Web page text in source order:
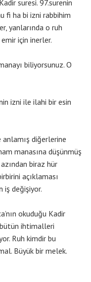
suresi. 97.surenin
fi ha bi izni rabbihim
yanlarında o ruh
için inerler.
biliyorsunuz. O
izni ile ilahi bir esin
anlamış diğerlerine
manasına düşünmüş
biraz hür
açıklaması
iş değişiyor.
okuduğu Kadir
ihtimalleri
Ruh kimdir bu
Büyük bir melek.